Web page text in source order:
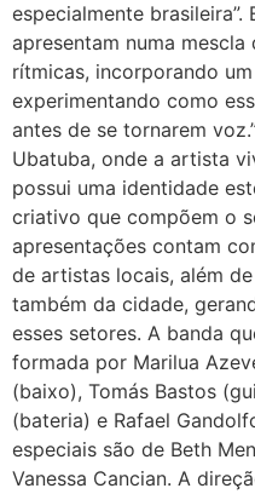
especialmente brasileira”.
apresentam numa
rítmicas, incorporando
experimentando como
antes de se tornarem
Ubatuba, onde a artista
possui uma identidade
criativo que compõem o
apresentações contam
de artistas locais, além
também da cidade,
esses setores. A banda
formada por Marilua
(baixo), Tomás Bastos
(bateria) e Rafael
especiais são de Beth
Vanessa Cancian. A